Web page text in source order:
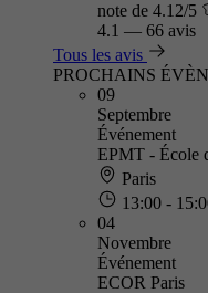
note de 4.12/5
4.1 — 66 avis
Tous les avis
PROCHAINS
09
Septembre
Événement
EPMT - École
Paris
13:00 -
04
Novembre
Événement
ECOR Paris